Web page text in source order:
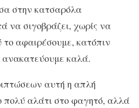
στην κατσαρόλα
να σιγοβράζει, χωρίς να
αφαιρέσουμε, κατόπιν
ανακατεύουμε καλά.
αυτή η απλή
πολύ αλάτι στο φαγητό, αλλά